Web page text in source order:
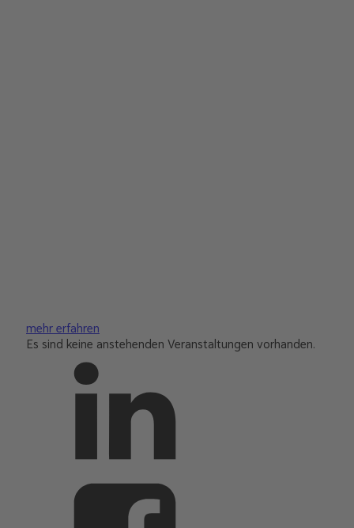
mehr erfahren
Es sind keine anstehenden Veranstaltungen vorhanden.